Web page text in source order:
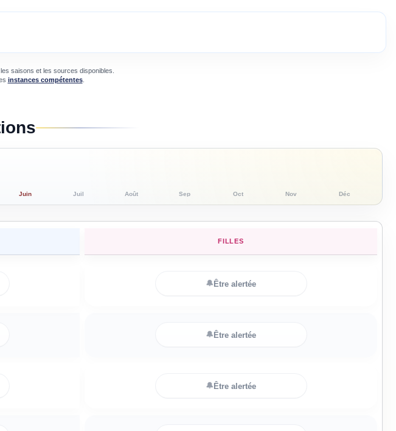
saisons et les sources disponibles.
instances compétentes.
Juin Juil Août Sep Oct Nov Déc
FILLES
🔔Être alertée
🔔Être alertée
🔔Être alertée